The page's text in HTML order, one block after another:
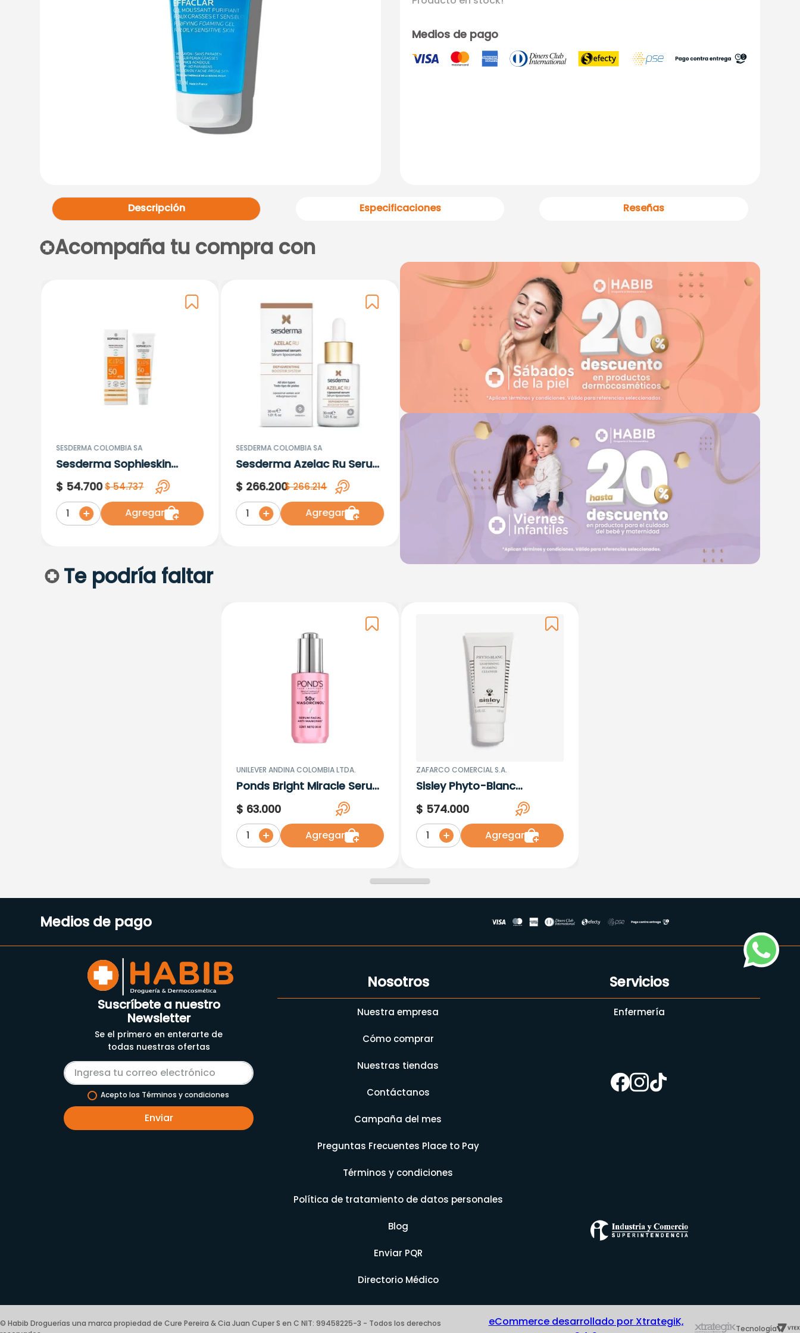
Medios de pago
Descripción Especificaciones Reseñas
Acompaña tu compra con
SESDERMA COLOMBIA SA
Sesderma Sophieskin
Proteccion Facial Kids
Hypoallergenic Spf 500
Moisturising
$ 54.700$54.737
1 Agregar
SESDERMA COLOMBIA SA
Sesderma Azelac Ru Serum
Liposomal x 30ml
$ 266.200$266.214
1 Agregar
Te podría faltar
UNILEVER ANDINA COLOMBIA LTDA.
Ponds Bright Miracle Serum
An Dia 30ML
$ 63.000
1 Agregar
ZAFARCO COMERCIAL S.A.
Sisley Phyto-Blanc
Ligtening Foaming
Cleanser X 100 Ml 159500
$ 574.000
1 Agregar
Medios de pago
Suscríbete a nuestro
Newsletter
Se el primero en enterarte de
todas nuestras ofertas
Acepto los Términos y condiciones
Enviar
Nosotros
Nuestra empresa
Cómo comprar
Nuestras tiendas
Contáctanos
Campaña del mes
Preguntas Frecuentes Place to Pay
Términos y condiciones
Política de tratamiento de datos personales
Blog
Enviar PQR
Directorio Médico
Servicios
Enfermería
© Habib Droguerías una marca propiedad de Cure Pereira & Cia Juan Cuper S en C NIT: 99458225-3 - Todos los derechos
eCommerce desarrollado por XtrategiK,
Tecnología